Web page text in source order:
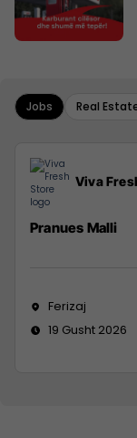
Jobs Real
Viva
Pranues Malli
Ferizaj
19 Gusht 2026